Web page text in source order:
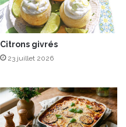
Citrons givrés
23 juillet 2026